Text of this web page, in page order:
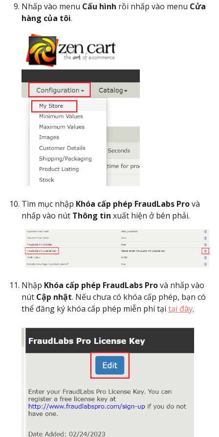
Nhấp vào menu Cấu hình rồi nhấp vào menu Cửa
hàng của tôi.
Tìm mục nhập Khóa cấp phép FraudLabs Provà
nhấp vào nút Thông tin xuất hiện ở bên phải.
Nhập Khóa cấp phép FraudLabs Provà nhấp vào
nút Cập nhật. Nếu chưa có khóa cấp phép, bạn có
thể đăng ký khóa cấp phép miễn phí tại tại đây.